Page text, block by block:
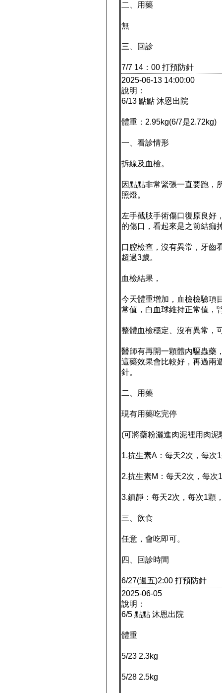
二、用藥
無
三、回診
7/7 14：00 打預防針
2025-06-13 14:00:00
說明：
6/13 點點 沐恩出院
體重：2.95kg(6/7是2.72kg)
一、看診情形
拆線及血檢。
因點點非常緊張一直要跑，
照燈。
左手截肢手術傷口復原良好
的傷口，看起來是之前結痂
口腔檢查，沒有異常，牙齒
超過3歲。
血檢結果，
今天體重增加，血檢檢驗項
常值，白血球維持正常值，
整體血檢穩定、沒有異常，
醫師有再開一顆體內驅蟲藥
這藥效果會比較好，再過兩
針。
二、用藥
現有用藥吃完停
(可將藥粉灑進肉泥裡用肉泥
1.抗生素A：每天2次，每次
2.抗生素M：每天2次，每次
3.鎮靜：每天2次，每次1顆
三、飲食
任意，會吃即可。
四、回診時間
6/27(週五)2:00 打預防針
2025-06-05
說明：
6/5 點點 沐恩出院
體重
5/23 2.3kg
5/28 2.5kg